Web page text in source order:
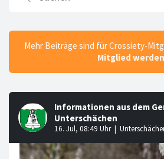
Mehr Beiträge sind für Crossiety-
Mitglied